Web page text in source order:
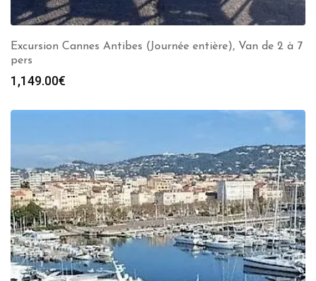
Excursion Cannes Antibes (Journée entière), Van de 2 à 7
pers
1,149.00€